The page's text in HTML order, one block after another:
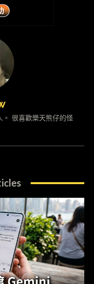
。 很喜歡樂天熊仔的怪